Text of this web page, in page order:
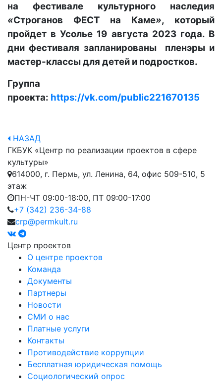
на фестивале культурного наследия
«Строганов ФЕСТ на Каме», который
пройдет в Усолье 19 августа 2023 года. В
дни фестиваля запланированы пленэры и
мастер-классы для детей и подростков.
Группа
проекта: https://vk.com/public221670135
НАЗАД
ГКБУК «Центр по реализации проектов в сфере
культуры»
614000, г. Пермь, ул. Ленина, 64, офис 509-510, 5
этаж
ПН-ЧТ 09:00-18:00, ПТ 09:00-17:00
+7 (342) 236-34-88
crp@permkult.ru
Центр проектов
О центре проектов
Команда
Документы
Партнеры
Новости
СМИ о нас
Платные услуги
Контакты
Противодействие коррупции
Бесплатная юридическая помощь
Социологический опрос